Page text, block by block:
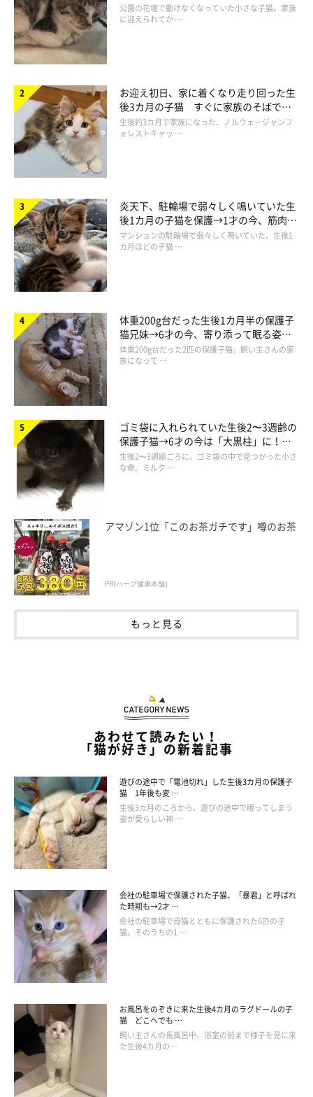
子猫時代のもんがくん
@m0n_ga
もんがくんを引き取ることを決意した飼い主さん。無事にもんが
たのでした。
お迎え当時のことについて、飼い主さんはこのように振り返って
います。
飼い主さん：
「掲載主様が毎日もんくんの面倒を見てくれていたおかげで、も
んくんは病気もなく栄養状態も良い健康体で我が家にやってきて
くれました。本当に感謝しています」
成長した？
と“姉妹”のような関係に
公園の花壇で動けなくなっていた小さな子猫。家族
に迎えられてか …
お迎え初日、家に着くなり走り回った生
後3カ月の子猫 すぐに家族のそばで落
ち着く姿に「迎えてよかった」
生後約3カ月で家族になった、ノルウェージャンフ
ォレストキャッ …
炎天下、駐輪場で弱々しく鳴いていた生
後1カ月の子猫を保護→1才の今、筋肉質
でツンデレなコに成長
マンションの駐輪場で弱々しく鳴いていた、生後1
カ月ほどの子猫 …
体重200g台だった生後1カ月半の保護子
猫兄妹→6才の今、寄り添って眠る姿に
ほっこり！
体重200g台だった2匹の保護子猫。飼い主さんの家
族になって …
ゴミ袋に入れられていた生後2〜3週齢の
保護子猫→6才の今は「大黒柱」に！
美しい黒猫に成長した姿にグッとくる
生後2〜3週齢ごろに、ゴミ袋の中で見つかった小さ
な命。ミルク …
アマゾン1位「このお茶ガチです」噂のお茶
PR(ハーブ健康本舗)
もっと見る
あわせて読みたい！
「猫が好き」の新着記事
遊びの途中で「電池切れ」した生後3カ月の保護子
猫 1年後も変 …
生後3カ月のころから、遊びの途中で眠ってしまう
姿が愛らしい神 …
会社の駐車場で保護された子猫、「暴君」と呼ばれ
た時期も→2才 …
会社の駐車場で母猫とともに保護された6匹の子
猫。そのうちの1 …
お風呂をのぞきに来た生後4カ月のラグドールの子
猫 どこへでも …
飼い主さんの長風呂中、浴室の前まで様子を見に来
た生後4カ月の …